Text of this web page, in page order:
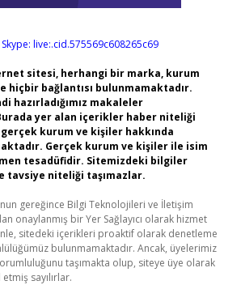
Skype: live:.cid.575569c608265c69
sitesi, herhangi bir marka, kurum
hiçbir bağlantısı bulunmamaktadır.
hazırladığımız makaleler
yer alan içerikler haber niteliği
kurum ve kişiler hakkında
Gerçek kurum ve kişiler ile isim
tesadüfidir. Sitemizdeki bilgiler
tavsiye niteliği taşımazlar.
gereğince Bilgi Teknolojileri ve İletişim
onaylanmış bir Yer Sağlayıcı olarak hizmet
sitedeki içerikleri proaktif olarak denetleme
bulunmamaktadır. Ancak, üyelerimiz
taşımakta olup, siteye üye olarak
sayılırlar.